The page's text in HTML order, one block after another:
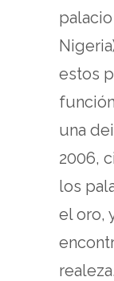
estos
una
2006,
los
el oro,